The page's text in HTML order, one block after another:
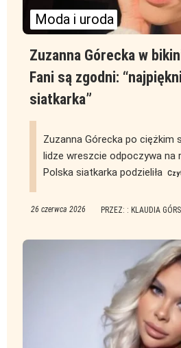
Moda i uroda
Zuzanna Górecka w
Fani są zgodni:
siatkarka”
Zuzanna Górecka po ciężkim
lidze wreszcie odpoczywa na
Polska siatkarka podzieliła
26 czerwca 2026 PRZEZ: : KLAUDIA